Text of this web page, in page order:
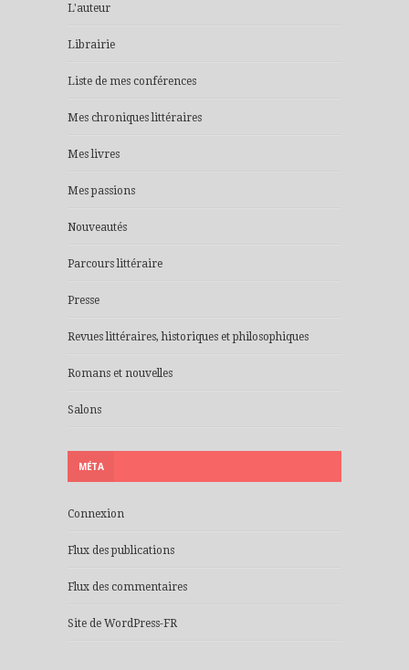
L'auteur
Librairie
Liste de mes conférences
Mes chroniques littéraires
Mes livres
Mes passions
Nouveautés
Parcours littéraire
Presse
Revues littéraires, historiques et philosophiques
Romans et nouvelles
Salons
MÉTA
Connexion
Flux des publications
Flux des commentaires
Site de WordPress-FR